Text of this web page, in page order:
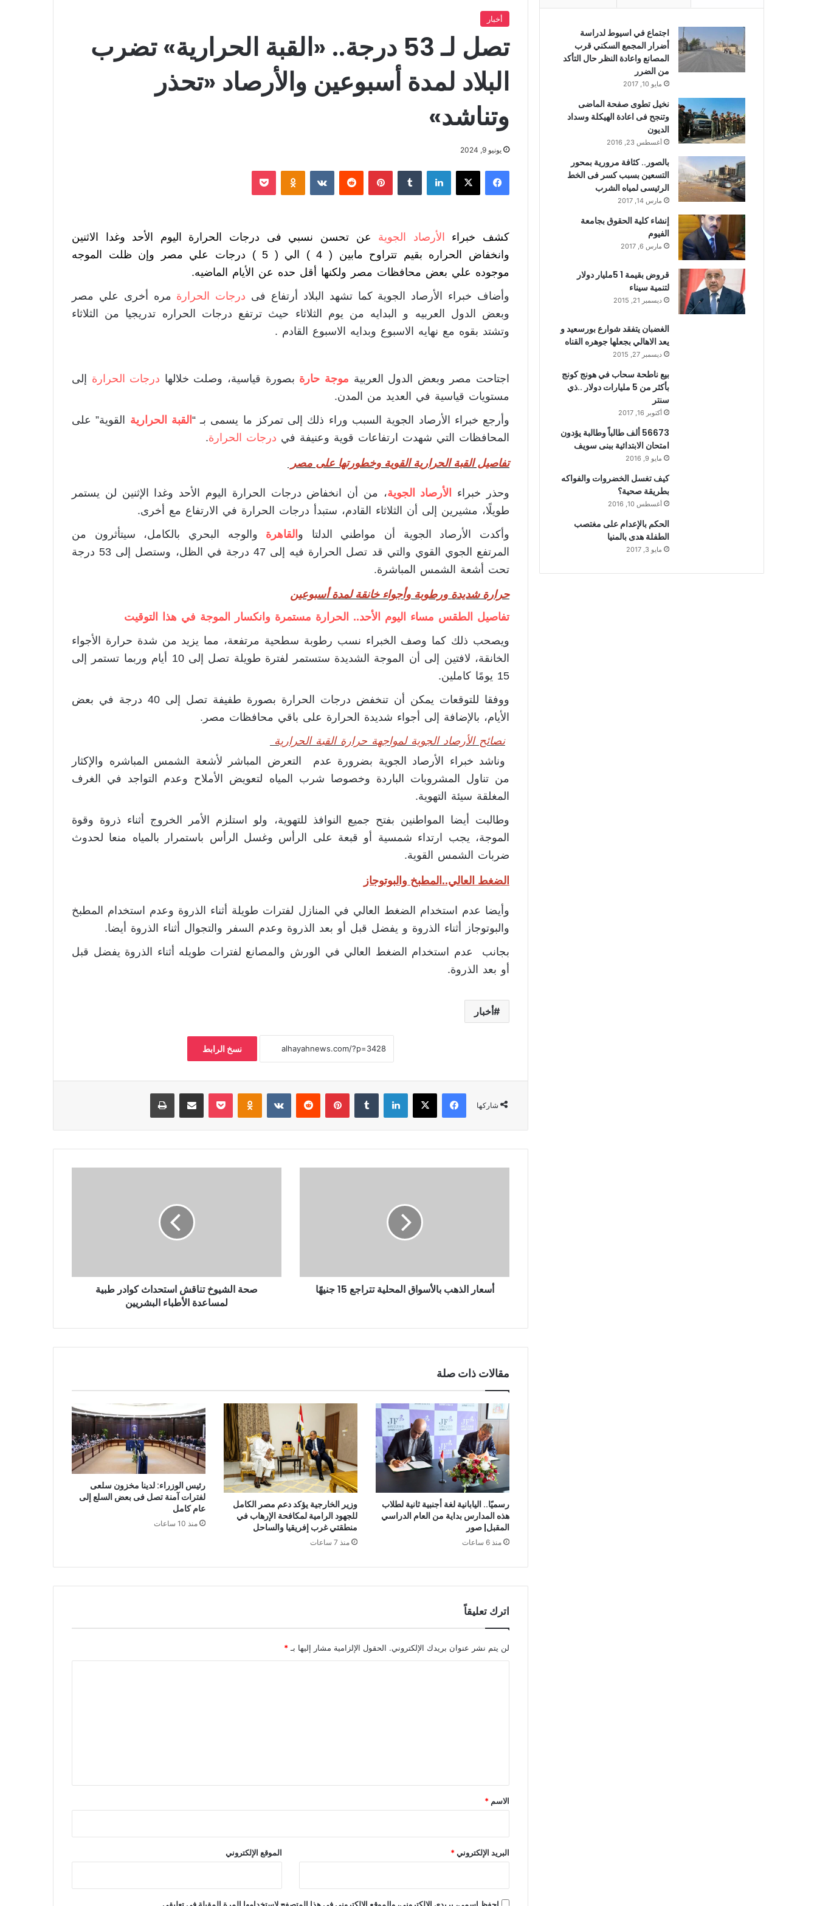
أخبار
تصل لـ 53 درجة.. «القبة الحرارية» تضرب
البلاد لمدة أسبوعين والأرصاد «تحذر
وتناشد»
يونيو 9, 2024
فيسبوك لينكدإن بينتيريست
كشف خبراء الأرصاد الجوية
عن تحسن نسبي فى درجات الحرارة اليوم الأحد وغدا الاثنين
وانخفاض الحراره بقيم تتراوح مابين ( 4 ) الي ( 5 ) درجات علي مصر وإن ظلت الموجه
موجوده علي بعض محافظات مصر ولكنها أقل حده عن الأيام الماضيه.
وأضاف خبراء الأرصاد الجوية كما تشهد البلاد أرتفاع فى درجات الحرارة مره أخرى علي مصر
وبعض الدول العربيه و البدايه من يوم الثلاثاء حيث ترتفع درجات الحراره تدريجيا من الثلاثاء
وتشتد بقوه مع نهايه الاسبوع وبدايه الاسبوع القادم .
اجتاحت مصر وبعض الدول العربية موجة حارة بصورة قياسية، وصلت خلالها درجات الحرارة
إلى
مستويات قياسية في العديد من المدن.
وأرجع خبراء الأرصاد الجوية السبب وراء ذلك إلى تمركز ما يسمى بـ “ القبة الحرارية
القوية” على
المحافظات التي شهدت ارتفاعات قوية وعنيفة في درجات الحرارة.
تفاصيلالقبة الحرارية القوية وخطورتها على مصر
وحذر خبراء الأرصاد الجوية، من أن انخفاض درجات الحرارة اليوم الأحد وغدا الإثنين لن يستمر
طويلًا، مشيرين إلى أن الثلاثاء القادم، ستبدأ درجات الحرارة في الارتفاع مع أخرى.
وأكدت الأرصاد الجوية أن مواطني الدلتا و القاهرة
والوجه البحري بالكامل، سيتأثرون من
المرتفع الجوي القوي والتي قد تصل الحرارة فيه إلى 47 درجة في الظل، وستصل إلى 53 درجة
تحت أشعة الشمس المباشرة.
حرارة شديدة ورطوبة وأجواء خانقة لمدة أسبوعين
تفاصيل الطقس مساء اليوم الأحد.. الحرارة مستمرة وانكسار الموجة في هذا التوقيت
ويصحب ذلك كما وصف الخبراء نسب رطوبة سطحية مرتفعة، مما يزيد من شدة حرارة الأجواء
الخانقة، لافتين إلى أن الموجة الشديدة ستستمر لفترة طويلة تصل إلى 10 أيام وربما تستمر إلى
15 يومًا كاملين.
ووفقا للتوقعات يمكن أن تنخفض درجات الحرارة بصورة طفيفة تصل إلى 40 درجة في بعض
الأيام، بالإضافة إلى أجواء شديدة الحرارة على باقي محافظات مصر.
نصائح الأرصاد الجوية لمواجهة حرارة القبة الحرارية
وناشد خبراء الأرصاد الجوية بضرورة عدم التعرض المباشر لأشعة الشمس المباشره والإكثار
من تناول المشروبات الباردة وخصوصا شرب المياه لتعويض الأملاح وعدم التواجد في الغرف
المغلقة سيئة التهوية.
وطالبت أيضا المواطنين بفتح جميع النوافذ للتهوية، ولو استلزم الأمر الخروج أثناء ذروة وقوة
الموجة، يجب ارتداء شمسية أو قبعة على الرأس وغسل الرأس باستمرار بالمياه منعا لحدوث
ضربات الشمس القوية.
الضغط العالي..المطبخ والبوتوجاز
وأيضا عدم استخدام الضغط العالي في المنازل لفترات طويلة أثناء الذروة وعدم استخدام المطبخ
والبوتوجاز أثناء الذروة و يفضل قبل أو بعد الذروة وعدم السفر والتجوال أثناء الذروة أيضا.
بجانب عدم استخدام الضغط العالي في الورش والمصانع لفترات طويله أثناء الذروة يفضل قبل
أو بعد الذروة.
أخبار
نسخ الرابط
شاركها
فيسبوك لينكدإن بينتيريست بوكيت
أسعار الذهب بالأسواق المحلية تتراجع 15 جنيهًا
صحة الشيوخ تناقش استحداث كوادر طبية
لمساعدة الأطباء البشريين
مقالات ذات صلة
رسميًا.. اليابانية لغة أجنبية ثانية لطلاب
هذه المدارس بداية من العام الدراسي
المقبل| صور
منذ 6 ساعات
وزير الخارجية يؤكد دعم مصر الكامل
للجهود الرامية لمكافحة الإرهاب في
منطقتي غرب إفريقيا والساحل
منذ 7 ساعات
رئيس الوزراء: لدينا مخزون سلعى
لفترات آمنة تصل فى بعض السلع إلى
عام كامل
منذ 10 ساعات
اترك تعليقاً
لن يتم نشر عنوان بريدك الإلكتروني. الحقول الإلزامية مشار إليها بـ *
*
الاسم *
البريد الإلكتروني* الموقع الإلكتروني
احفظ اسمي، بريدي الإلكتروني، والموقع الإلكتروني في هذا المتصفح لاستخدامها المرة المقبلة في تعليقي.
اجتماع في اسيوط لدراسة
أضرار المجمع السكني قرب
المصانع واعادة النظر حال التأكد
من الضرر
مايو 10, 2017
نخيل تطوى صفحة الماضى
وتنجح فى اعادة الهيكلة وسداد
الديون
أغسطس 23, 2016
بالصور.. كثافة مرورية بمحور
التسعين بسبب كسر فى الخط
الرئيسى لمياه الشرب
مارس 14, 2017
إنشاء كلية الحقوق بجامعة
الفيوم
مارس 6, 2017
قروض بقيمة 1 5مليار دولار
لتنمية سيناء
ديسمبر 21, 2015
الغضبان يتفقد شوارع بورسعيد و
يعد الاهالي بجعلها جوهره القناه
ديسمبر 27, 2015
بيع ناطحة سحاب في هونج كونج
بأكثر من 5 مليارات دولار ..ذي
سنتر
أكتوبر 16, 2017
56673 ألف طالباً وطالبة يؤدون
امتحان الابتدائية ببنى سويف
مايو 9, 2016
كيف تغسل الخضروات والفواكه
بطريقة صحية؟
أغسطس 10, 2016
الحكم بالإعدام على مغتصب
الطفلة هدى بالمنيا
مايو 3, 2017